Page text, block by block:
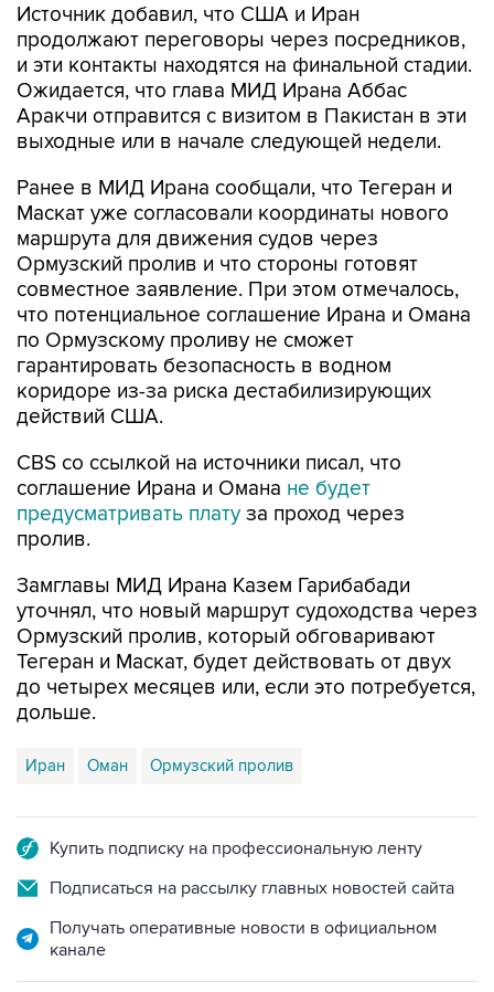
Источник добавил, что США и Иран
продолжают переговоры через посредников,
и эти контакты находятся на финальной стадии.
Ожидается, что глава МИД Ирана Аббас
Аракчи отправится с визитом в Пакистан в эти
выходные или в начале следующей недели.
Ранее в МИД Ирана сообщали, что Тегеран и
Маскат уже согласовали координаты нового
маршрута для движения судов через
Ормузский пролив и что стороны готовят
совместное заявление. При этом отмечалось,
что потенциальное соглашение Ирана и Омана
по Ормузскому проливу не сможет
гарантировать безопасность в водном
коридоре из-за риска дестабилизирующих
действий США.
CBS со ссылкой на источники писал, что
соглашение Ирана и Омана не будет
предусматривать плату за проход через
пролив.
Замглавы МИД Ирана Казем Гарибабади
уточнял, что новый маршрут судоходства через
Ормузский пролив, который обговаривают
Тегеран и Маскат, будет действовать от двух
до четырех месяцев или, если это потребуется,
дольше.
Иран Оман Ормузский пролив
Купить подписку на профессиональную ленту
Подписаться на рассылку главных новостей сайта
Получать оперативные новости в официальном
канале